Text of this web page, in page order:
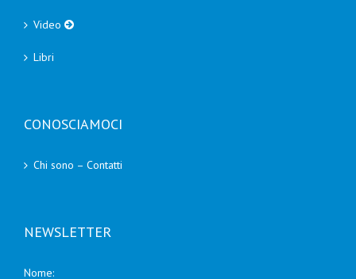
Video
Libri
CONOSCIAMOCI
Chi sono – Contatti
NEWSLETTER
Nome: